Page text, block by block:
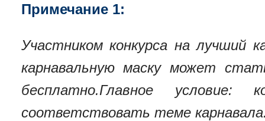
Примечание 1:
Участником конкурса на лучший
карнавальную маску может
бесплатно.Главное
соответствовать теме